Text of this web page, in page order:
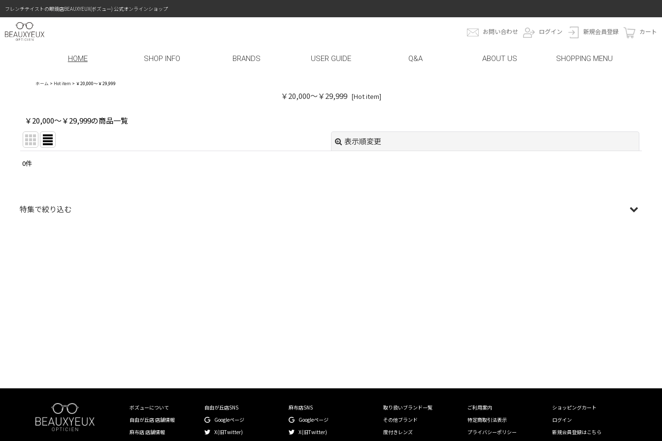
フレンチテイストの眼鏡店BEAUXYEUX(ボズュー) 公式オンラインショップ
お問い合わせ ログイン 新規会員登録 カート
HOME SHOP INFO BRANDS USER GUIDE Q&A ABOUT US SHOPPING MENU
ホーム > Hot item > ￥20,000〜￥29,999
￥20,000〜￥29,999 [Hot item]
￥20,000〜￥29,999の商品一覧
表示順変更
表示数
並び順:
0件
特集で絞り込む
41mm〜45mm
46mm〜50mm
ボズューについて
自由が丘店 店舗情報
麻布店 店舗情報
自由が丘店SNS
Googleページ
X(旧Twitter)
麻布店SNS
Googleページ
X(旧Twitter)
取り扱いブランド一覧
その他ブランド
度付きレンズ
ご利用案内
特定商取引法表示
プライバシーポリシー
ショッピングカート
ログイン
新規会員登録はこちら